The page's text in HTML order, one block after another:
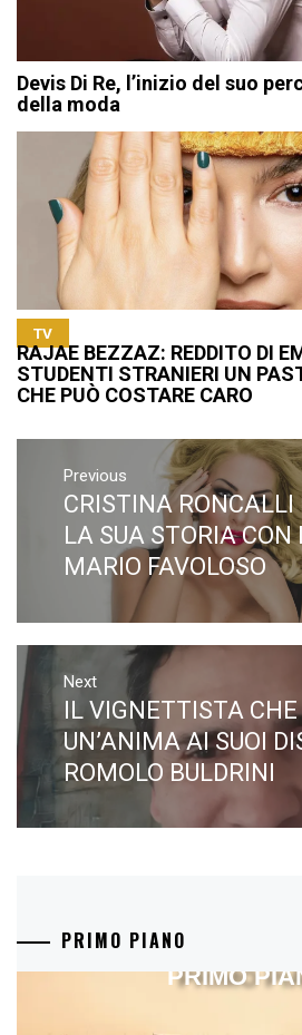
Devis Di Re, l’inizio del suo
della moda
TV
RAJAE BEZZAZ: REDDITO DI
STUDENTI STRANIERI UN
CHE PUÒ COSTARE CARO
Navigazione
articoli
Previous
Previous
post:
CRISTINA RONCALLI
LA SUA STORIA CON
MARIO FAVOLOSO
Next
Next
post:
IL VIGNETTISTA
UN’ANIMA AI SUOI
ROMOLO BULDRINI
PRIMO PIANO
PRIMO